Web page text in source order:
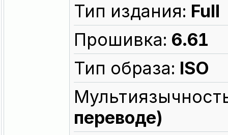
Тип издания: Full
Прошивка: 6.61
Тип образа: ISO
переводе)